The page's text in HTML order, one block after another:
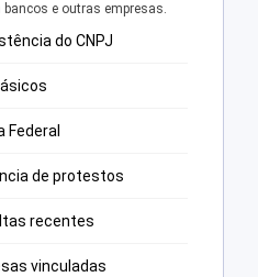
e outras empresas.
do CNPJ
Federal
de protestos
recentes
vinculadas